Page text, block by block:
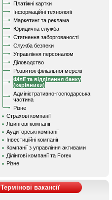
Платіжні картки
Інформаційні технології
Маркетинг та реклама
Юридична служба
Стягнення заборгованості
Служба безпеки
Управління персоналом
Діловодство
Розвиток філіальної мережі
Філії та відділення банку
(керівники)
Адміністративно-господарська
частина
Різне
Страхові компанії
Лізингові компанії
Аудиторські компанії
Інвестиційні компанії
Компанії з управління активами
Ділінгові компанії та Forex
Різне
Термінові вакансії